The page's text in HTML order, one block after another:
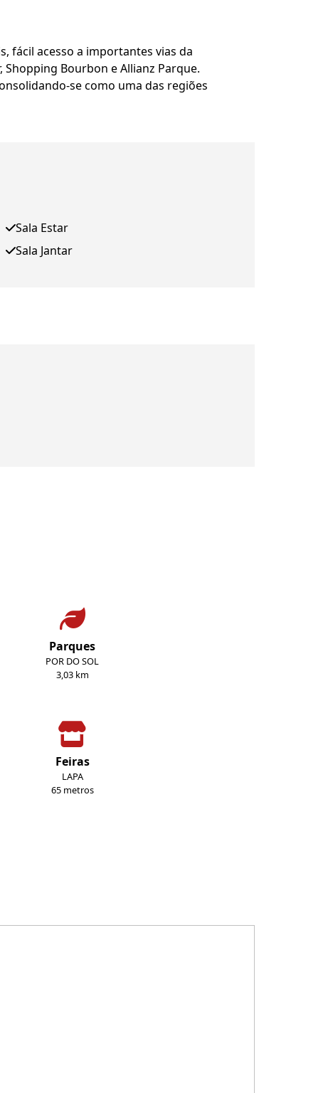
fácil acesso a importantes vias da
Shopping Bourbon e Allianz Parque.
se como uma das regiões
Sala Estar
Sala Jantar
Parques
POR DO SOL
3,03 km
Feiras
LAPA
65 metros